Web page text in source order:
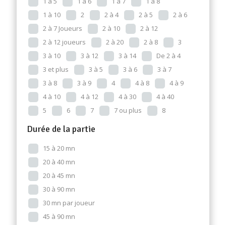
1 à 10
2 2 à 4 2 à 5
2 à 6
2 à 7 Joueurs
2 à 10
2 à 12
2 à 12 joueurs
2 à 20 2 à 8
3
3 à 10
3 à 12 3 à 14
De 2 à 4
3 et plus
3 à 5 3 à 6
3 à 7
3 à 8
3 à 9 4 4 à 8
4 à 9
4 à 10
4 à 12 4 à 30
4 à 40
5
6 7 7 ou plus 8
Durée de la partie
15 à 20 mn
20 à 40 mn
20 à 45 mn
30 à 90 mn
30 mn par joueur
45 à 90 mn